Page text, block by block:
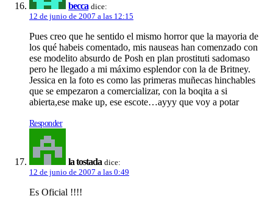
becca dice:
12 de junio de 2007 a las 12:15
Pues creo que he sentido el mismo horror que la mayoria de
los qué habeis comentado, mis nauseas han comenzado con
ese modelito absurdo de Posh en plan prostituti sadomaso
pero he llegado a mi máximo esplendor con la de Britney.
Jessica en la foto es como las primeras muñecas hinchables
que se empezaron a comercializar, con la boqita a si
abierta,ese make up, ese escote…ayyy que voy a potar
Responder
la tostada dice:
12 de junio de 2007 a las 0:49
Es Oficial !!!!